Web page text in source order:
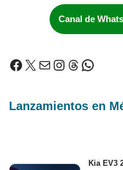
Canal de
Lanzamientos en
Kia EV3